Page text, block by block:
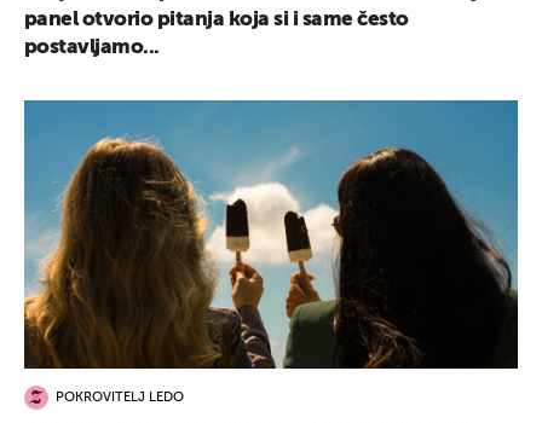
panel otvorio pitanja koja si i same često
postavljamo...
POKROVITELJ LEDO